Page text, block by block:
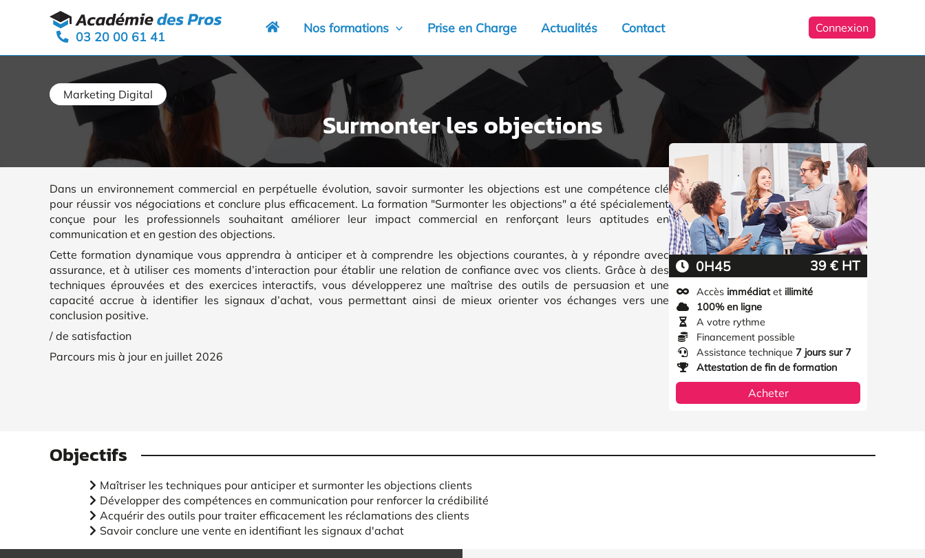
03 20 00 61 41
Nos formations Prise en Charge Actualités Contact Connexion
Marketing Digital
Surmonter les objections
Dans un environnement commercial en perpétuelle évolution, savoir surmonter les objections est une compétence clé
pour réussir vos négociations et conclure plus efficacement. La formation "Surmonter les objections" a été spécialement
conçue pour les professionnels souhaitant améliorer leur impact commercial en renforçant leurs aptitudes en
communication et en gestion des objections.
Cette formation dynamique vous apprendra à anticiper et à comprendre les objections courantes, à y répondre avec
assurance, et à utiliser ces moments d’interaction pour établir une relation de confiance avec vos clients. Grâce à des
techniques éprouvées et des exercices interactifs, vous développerez une maîtrise des outils de persuasion et une
capacité accrue à identifier les signaux d’achat, vous permettant ainsi de mieux orienter vos échanges vers une
conclusion positive.
/ de satisfaction
Parcours mis à jour en juillet 2026
0H45 39 € HT
Accès immédiatet illimité
100% en ligne
A votre rythme
Financement possible
Assistance technique 7 jours sur 7
Attestation de fin de formation
Acheter
Objectifs
Maîtriser les techniques pour anticiper et surmonter les objections clients
Développer des compétences en communication pour renforcer la crédibilité
Acquérir des outils pour traiter efficacement les réclamations des clients
Savoir conclure une vente en identifiant les signaux d'achat
Panneau de gestion des cookies